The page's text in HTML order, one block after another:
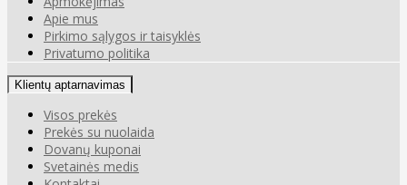
Apie mus
Pirkimo sąlygos ir taisyklės
Privatumo politika
Klientų aptarnavimas
Visos prekės
Prekės su nuolaida
Dovanų kuponai
Svetainės medis